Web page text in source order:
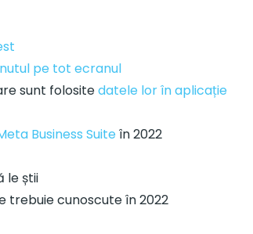
pe tot ecranul
sunt folositedatele lor în aplicație
Business Suite în 2022
le știi
trebuie cunoscute în 2022